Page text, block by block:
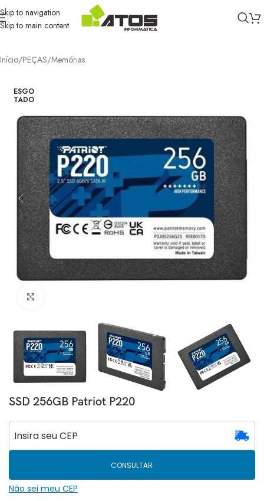
Skip to navigation
Skip to main content
Início/PEÇAS/Memórias
ESGO
TADO
SSD 256GB Patriot P220
CONSULTAR
Não sei meu CEP